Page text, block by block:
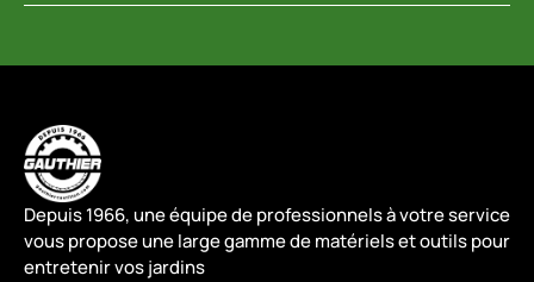
Depuis 1966, une équipe de professionnels à votre service
vous propose une large gamme de matériels et outils pour
entretenir vos jardins